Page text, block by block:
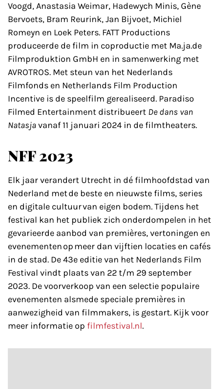
Voogd, Anastasia Weimar, Hadewych Minis, Gène
Bervoets, Bram Reurink, Jan Bijvoet, Michiel
Romeyn en Loek Peters. FATT Productions
produceerde de film in coproductie met Ma.ja.de
Filmproduktion GmbH en in samenwerking met
AVROTROS. Met steun van het Nederlands
Filmfonds en Netherlands Film Production
Incentive is de speelfilm gerealiseerd. Paradiso
Filmed Entertainment distribueert De dans van
Natasjavanaf 11 januari 2024 in de filmtheaters.
NFF 2023
Elk jaar verandert Utrecht in dé filmhoofdstad van
Nederland met de beste en nieuwste films, series
en digitale cultuur van eigen bodem. Tijdens het
festival kan het publiek zich onderdompelen in het
gevarieerde aanbod van premières, vertoningen en
evenementen op meer dan vijftien locaties en cafés
in de stad. De 43e editie van het Nederlands Film
Festival vindt plaats van 22 t/m 29 september
2023. De voorverkoop van een selectie populaire
evenementen alsmede speciale premières in
aanwezigheid van filmmakers, is gestart. Kijk voor
meer informatie op filmfestival.nl.